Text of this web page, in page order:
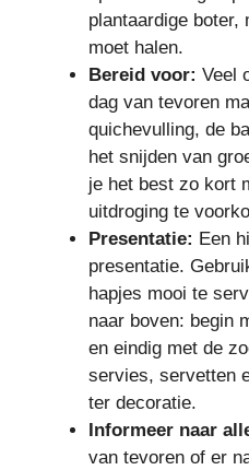
plantaardige boter,
moet halen.
Bereid voor: Veel
dag van tevoren
quichevulling, de
het snijden van
je het best zo kort
uitdroging te
Presentatie: Een
presentatie.
hapjes mooi te
naar boven: begin
en eindig met de
servies, servetten
ter decoratie.
Informeer naar
van tevoren of er